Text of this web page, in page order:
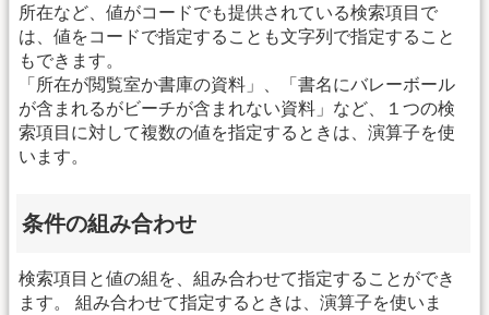
所在など、値がコードでも提供されている検索項目で
は、値をコードで指定することも文字列で指定すること
もできます。
「所在が閲覧室か書庫の資料」、「書名にバレーボール
が含まれるがビーチが含まれない資料」など、１つの検
索項目に対して複数の値を指定するときは、演算子を使
います。
条件の組み合わせ
検索項目と値の組を、組み合わせて指定することができ
ます。 組み合わせて指定するときは、演算子を使いま